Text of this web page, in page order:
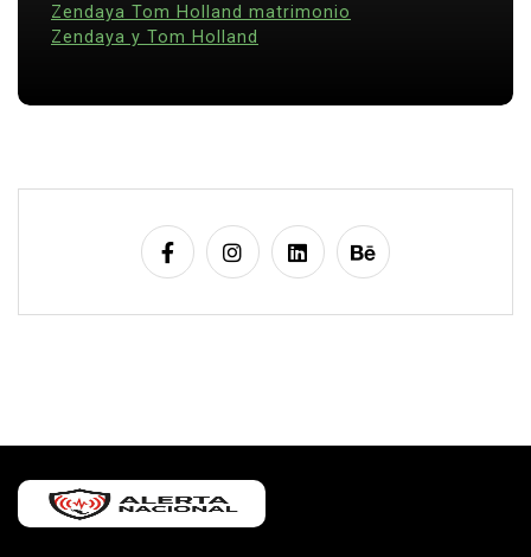
Zendaya Tom Holland matrimonio
Zendaya y Tom Holland